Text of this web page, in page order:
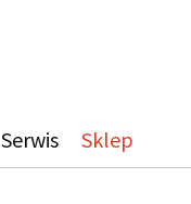
Serwis Sklep